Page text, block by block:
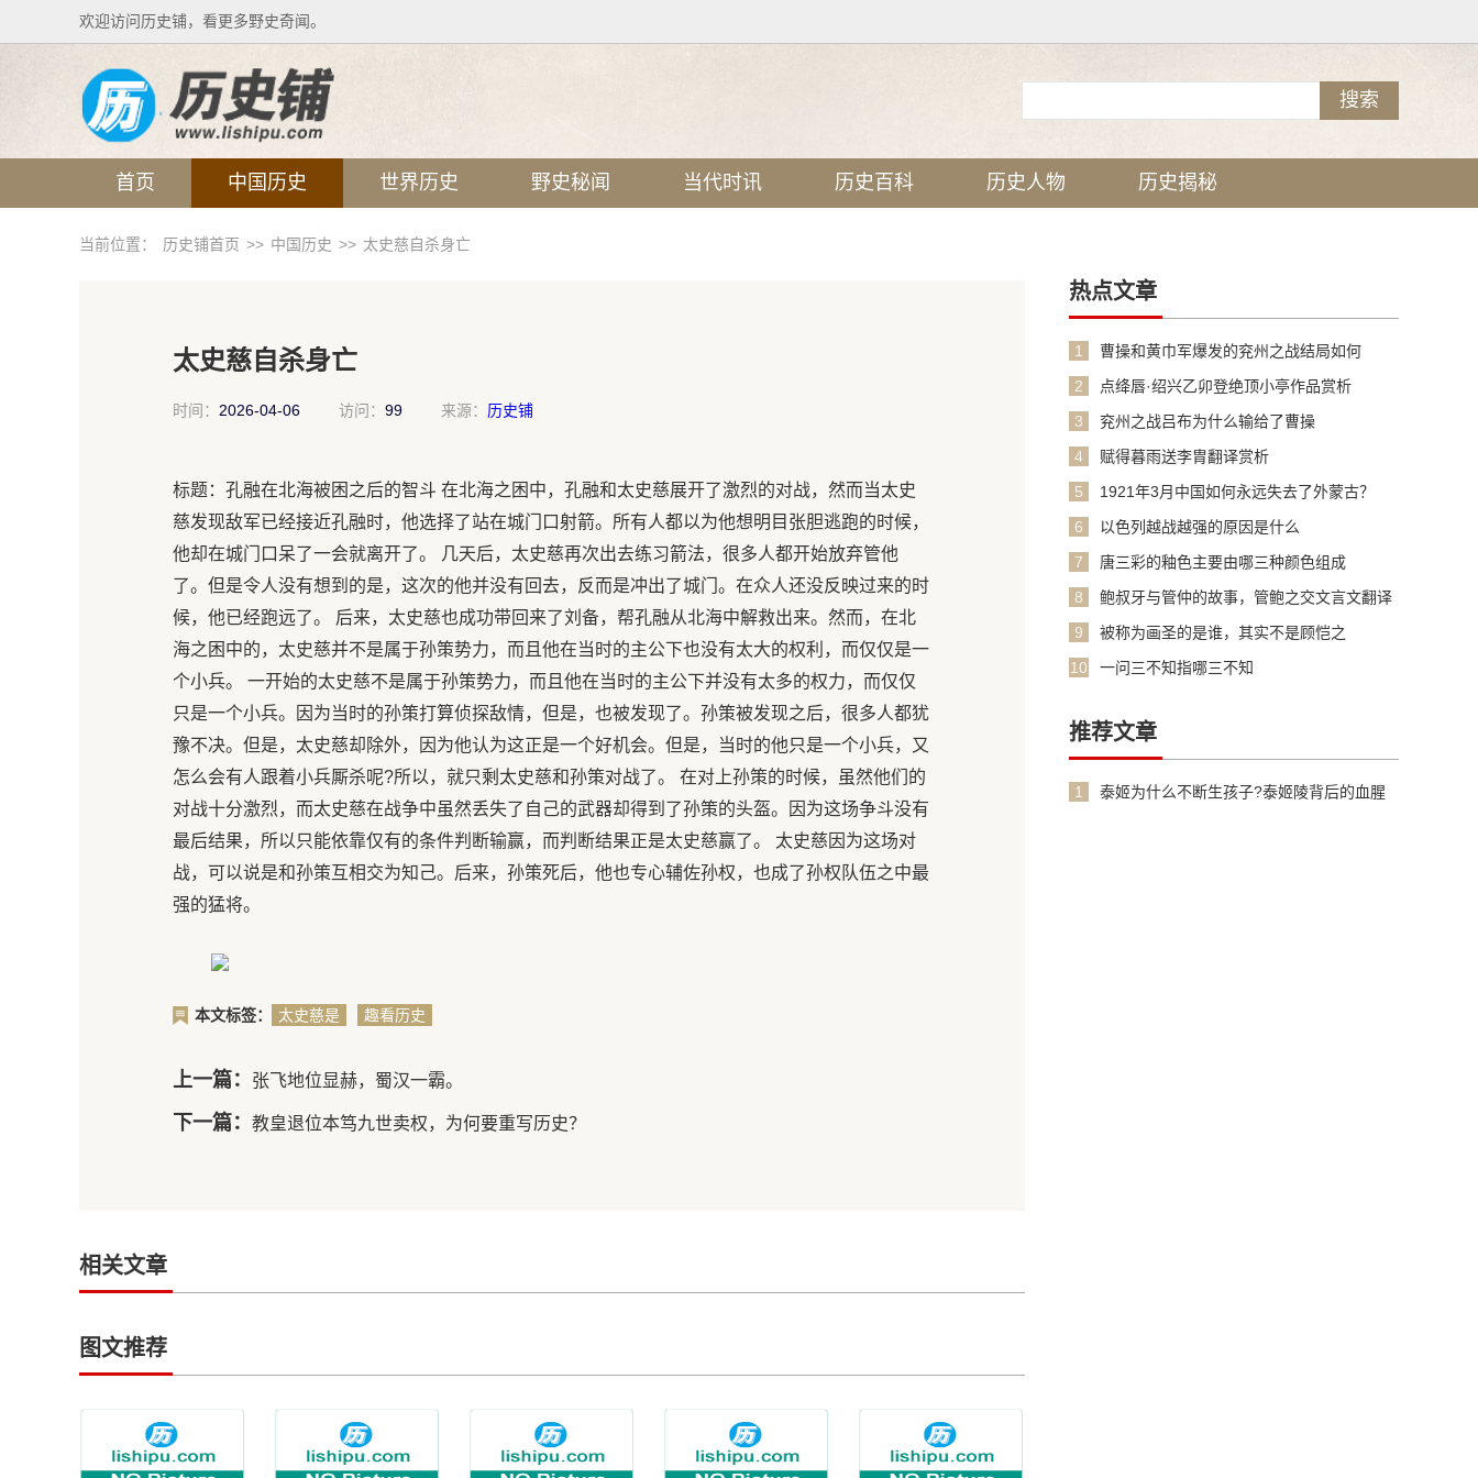
欢迎访问历史铺，看更多野史奇闻。
首页 中国历史 世界历史 野史秘闻 当代时讯 历史百科 历史人物 历史揭秘
当前位置： 历史铺首页 >> 中国历史 >> 太史慈自杀身亡
太史慈自杀身亡
时间： 2026-04-06 访问： 99 来源： 历史铺
标题：孔融在北海被困之后的智斗 在北海之困中，孔融和太史慈展开了激烈的对战，然而当太史
慈发现敌军已经接近孔融时，他选择了站在城门口射箭。所有人都以为他想明目张胆逃跑的时候，
他却在城门口呆了一会就离开了。 几天后，太史慈再次出去练习箭法，很多人都开始放弃管他
了。但是令人没有想到的是，这次的他并没有回去，反而是冲出了城门。在众人还没反映过来的时
候，他已经跑远了。 后来，太史慈也成功带回来了刘备，帮孔融从北海中解救出来。然而，在北
海之困中的，太史慈并不是属于孙策势力，而且他在当时的主公下也没有太大的权利，而仅仅是一
个小兵。 一开始的太史慈不是属于孙策势力，而且他在当时的主公下并没有太多的权力，而仅仅
只是一个小兵。因为当时的孙策打算侦探敌情，但是，也被发现了。孙策被发现之后，很多人都犹
豫不决。但是，太史慈却除外，因为他认为这正是一个好机会。但是，当时的他只是一个小兵，又
怎么会有人跟着小兵厮杀呢?所以，就只剩太史慈和孙策对战了。 在对上孙策的时候，虽然他们的
对战十分激烈，而太史慈在战争中虽然丢失了自己的武器却得到了孙策的头盔。因为这场争斗没有
最后结果，所以只能依靠仅有的条件判断输赢，而判断结果正是太史慈赢了。 太史慈因为这场对
战，可以说是和孙策互相交为知己。后来，孙策死后，他也专心辅佐孙权，也成了孙权队伍之中最
强的猛将。
本文标签：
太史慈是
趣看历史
上一篇： 张飞地位显赫，蜀汉一霸。
下一篇： 教皇退位本笃九世卖权，为何要重写历史？
相关文章
图文推荐
热点文章
1
曹操和黄巾军爆发的兖州之战结局如何
2
点绛唇·绍兴乙卯登绝顶小亭作品赏析
3
兖州之战吕布为什么输给了曹操
4
赋得暮雨送李胄翻译赏析
5
1921年3月中国如何永远失去了外蒙古？
6
以色列越战越强的原因是什么
7
唐三彩的釉色主要由哪三种颜色组成
8
鲍叔牙与管仲的故事，管鲍之交文言文翻译
9
被称为画圣的是谁，其实不是顾恺之
10
一问三不知指哪三不知
推荐文章
1
泰姬为什么不断生孩子?泰姬陵背后的血腥